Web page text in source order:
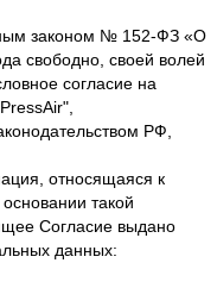
законом № 152-ФЗ «О
свободно, своей волей
согласие на
РФ,
относящаяся к
такой
Согласие выдано
данных: